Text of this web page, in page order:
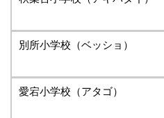
別所小学校（ベッショ）
愛宕小学校（アタゴ）